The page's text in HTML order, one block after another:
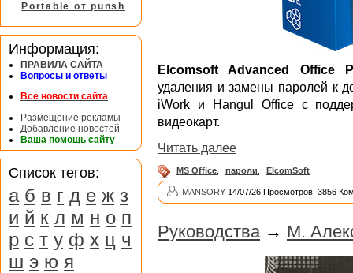
Elcomsoft Advanced Office
удаления и замены паролей к
iWork и Hangul Office с
видеокарт.
Читать далее
MS Office пароли ElcomSoft
MANSORY 14/07/26 Просмотров: 3856
Руководства → М.
Portable от punsh
Информация:
ПРАВИЛА САЙТА
Вопросы и ответы
Все новости сайта
Размещение рекламы
Добавление новостей
Ваша помощь сайту
Список тегов:
а б в г д е ж з
и й к л м н о п
р с т у ф х ц ч
ш э ю я